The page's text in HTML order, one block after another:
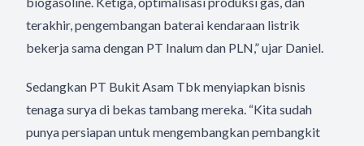
terakhir, pengembangan baterai kendaraan listrik
bekerja sama dengan PT Inalum dan PLN,” ujar Daniel.
Sedangkan PT Bukit Asam Tbk menyiapkan bisnis
tenaga surya di bekas tambang mereka. “Kita sudah
punya persiapan untuk mengembangkan pembangkit